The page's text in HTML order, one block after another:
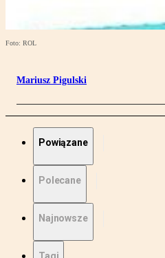
Foto: ROL
Mariusz Pigulski
Powiązane
Polecane
Najnowsze